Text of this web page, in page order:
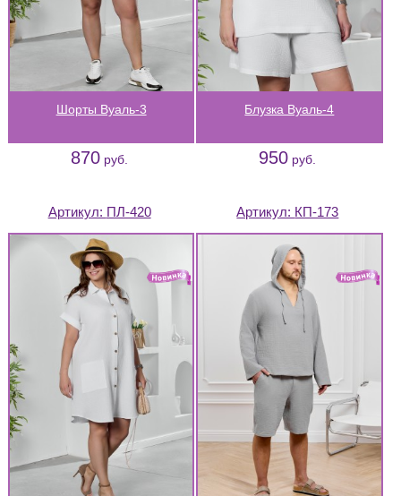
Шорты Вуаль-3
870 руб.
Блузка Вуаль-4
950 руб.
Артикул: ПЛ-420 Артикул: КП-173